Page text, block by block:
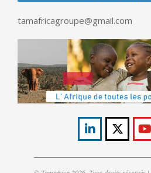
tamafricagroupe@gmail.com